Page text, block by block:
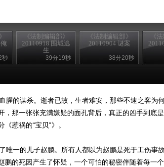
秒
《法制编辑部》
20110918 围城逃
生
39分19秒
《法制编辑部》
20110904 谜案
38分20秒
《
的谋杀。逝者已故，生者难安，那些不速之客为
，那一张张充满嫌疑的面孔背后，真正的凶手到底
惹祸的“宝贝”》。
一的儿子赵鹏。所有人都以为赵鹏是死于工伤事
鹏的死因产生了怀疑，一个可怕的秘密伴随着每一